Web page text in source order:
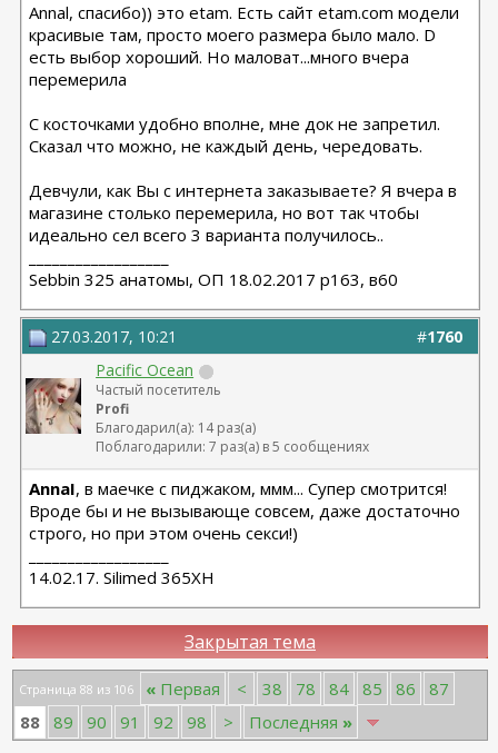
Annal, спасибо)) это etam. Есть сайт etam.com модели
красивые там, просто моего размера было мало. D
есть выбор хороший. Но маловат...много вчера
перемерила
С косточками удобно вполне, мне док не запретил.
Сказал что можно, не каждый день, чередовать.
Девчули, как Вы с интернета заказываете? Я вчера в
магазине столько перемерила, но вот так чтобы
идеально сел всего 3 варианта получилось..
Sebbin 325 анатомы, ОП 18.02.2017 р163, в60
#1760
27.03.2017, 10:21
Pacific Ocean
Частый посетитель
Profi
Благодарил(а): 14 раз(а)
Поблагодарили: 7 раз(а) в 5 сообщениях
AnnaI, в маечке с пиджаком, ммм... Супер смотрится!
Вроде бы и не вызывающе совсем, даже достаточно
строго, но при этом очень секси!)
14.02.17. Silimed 365XH
Закрытая тема
Страница 88 из 106 « Первая < 38 78 84 85 86
87
88 89 90 91 92 98 > Последняя »